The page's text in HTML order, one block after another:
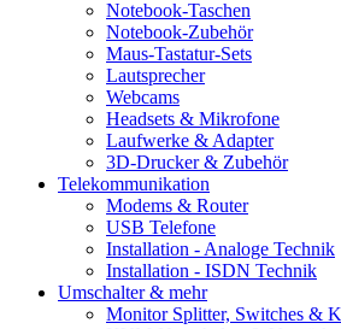
Notebook-Taschen
Notebook-Zubehör
Maus-Tastatur-Sets
Lautsprecher
Webcams
Headsets & Mikrofone
Laufwerke & Adapter
3D-Drucker & Zubehör
Telekommunikation
Modems & Router
USB Telefone
Installation - Analoge Technik
Installation - ISDN Technik
Umschalter & mehr
Monitor Splitter, Switches &